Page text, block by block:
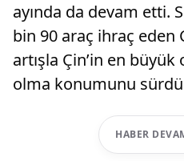
ayında da devam etti.
bin 90 araç ihraç eden
artışla Çin’in en
olma konumunu
HABER